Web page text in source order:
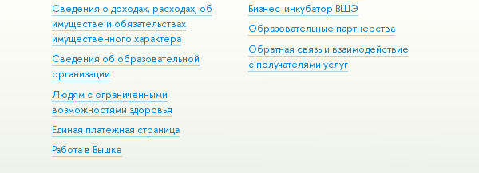
Сведения о доходах, расходах, об
имуществе и обязательствах
имущественного характера
Сведения об образовательной
организации
Людям с ограниченными
возможностями здоровья
Единая платежная страница
Работа в Вышке
Бизнес-инкубатор ВШЭ
Образовательные партнерства
Обратная связь и взаимодействие
с получателями услуг